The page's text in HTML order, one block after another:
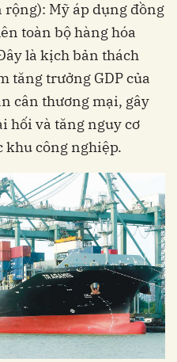
rộng): Mỹ áp dụng đồng
toàn bộ hàng hóa
là kịch bản thách
tăng trưởng GDP của
cân thương mại, gây
hối và tăng nguy cơ
khu công nghiệp.